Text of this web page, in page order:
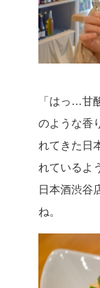
「はっ…甘
のような香
れてきた日
れているよ
日本酒渋谷
ね。